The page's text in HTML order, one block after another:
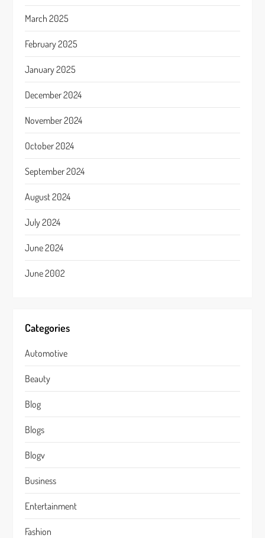
March 2025
February 2025
January 2025
December 2024
November 2024
October 2024
September 2024
August 2024
July 2024
June 2024
June 2002
Categories
Automotive
Beauty
Blog
Blogs
Blogv
Business
Entertainment
Fashion